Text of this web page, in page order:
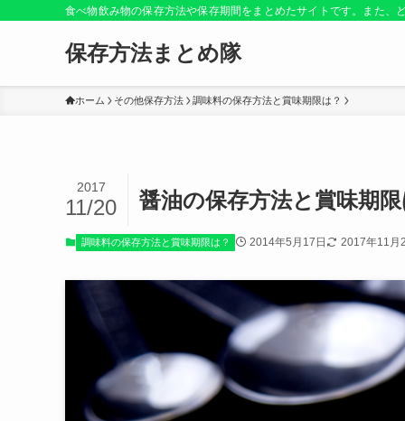
食べ物飲み物の保存方法や保存期間をまとめたサイトです。また、
保存方法まとめ隊
ホーム その他保存方法 調味料の保存方法と賞味期限は？
醤油の保存方法と賞味期限
2017
11/20
調味料の保存方法と賞味期限は？ 2014年5月17日 2017年11月